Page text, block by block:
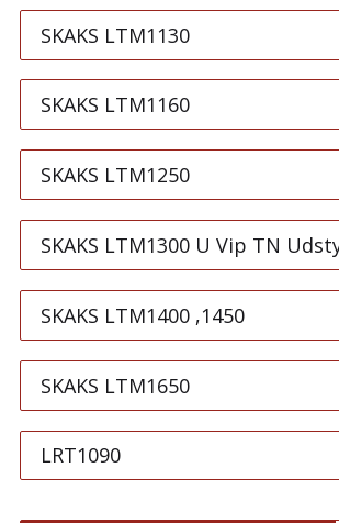
SKAKS LTM1130
SKAKS LTM1160
SKAKS LTM1250
SKAKS LTM1300 U Vip TN
SKAKS LTM1400 ,1450
SKAKS LTM1650
LRT1090